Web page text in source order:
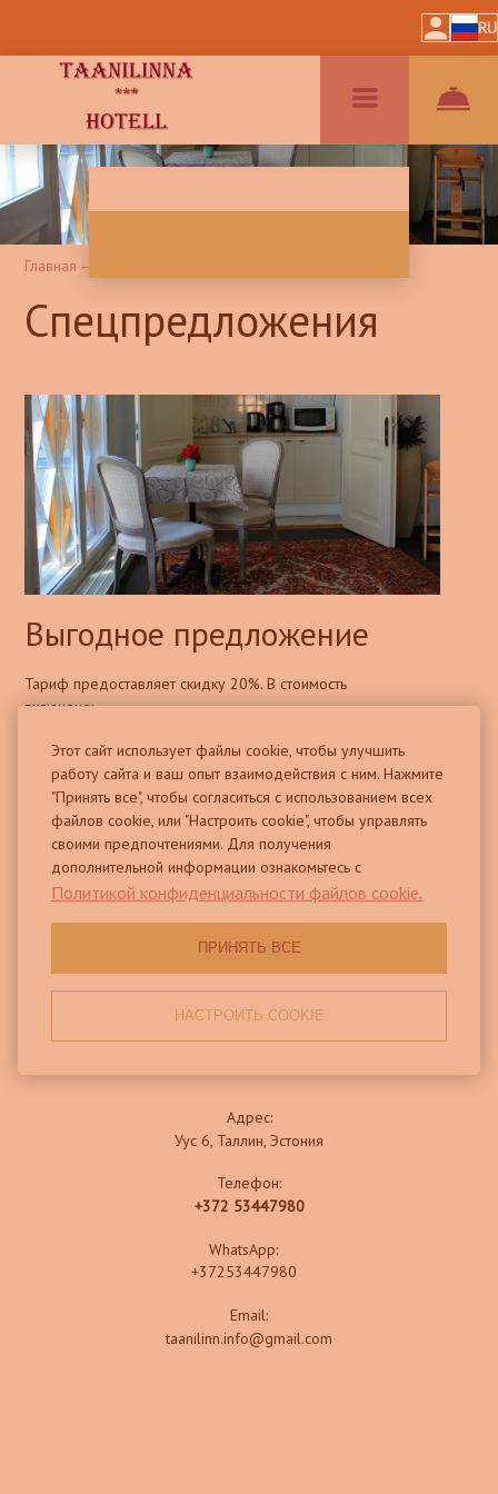
Этот сайт использует файлы cookie, чтобы улучшить
работу сайта и ваш опыт взаимодействия с ним. Нажмите
"Принять все", чтобы согласиться с использованием всех
файлов cookie, или "Настроить cookie", чтобы управлять
своими предпочтениями. Для получения
дополнительной информации ознакомьтесь с
Политикой конфиденциальности файлов cookie.
ПРИНЯТЬ ВСЕ
НАСТРОИТЬ COOKIE
RU
Главная –
Спецпредложения
Выгодное предложение
Тариф предоставляет скидку 20%. В стоимость
включено:
проживание
бесплатный Wi-Fi
общая кухня и терраса на 2 этаже
Адрес:
Уус 6, Таллин, Эстония
Телефон:
+372 53447980
WhatsApp:
+37253447980
Email:
taanilinn.info@gmail.com